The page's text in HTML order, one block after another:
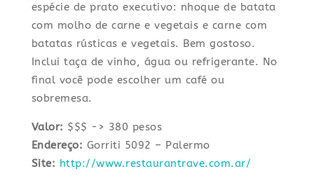
espécie de prato executivo: nhoque de batata
com molho de carne e vegetais e carne com
batatas rústicas e vegetais. Bem gostoso.
Inclui taça de vinho, água ou refrigerante. No
final você pode escolher um café ou
sobremesa.
Valor: $$$ -> 380 pesos
Endereço: Gorriti 5092 – Palermo
Site: http://www.restaurantrave.com.ar/